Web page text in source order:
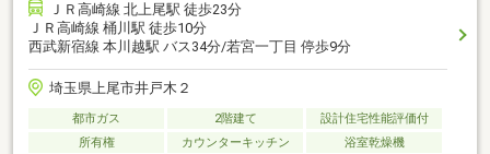
ＪＲ高崎線 北上尾駅 徒歩23分
ＪＲ高崎線 桶川駅 徒歩10分
西武新宿線 本川越駅 バス34分/若宮一丁目 停歩9分
埼玉県上尾市井戸木２
都市ガス 2階建て
設計住宅性能評価付
所有権
カウンターキッチン 浴室乾燥機